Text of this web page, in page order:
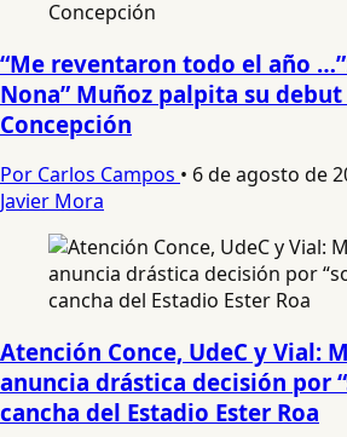
“Me reventaron todo el año
Nona” Muñoz palpita su
Concepción
Por Carlos Campos • 6 de agosto de
Javier Mora
Atención Conce, UdeC y Vial:
anuncia drástica decisión por
cancha del Estadio Ester Roa